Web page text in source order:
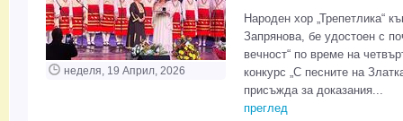
неделя, 19 Април, 2026
Народен хор „Трепетлика“
Запрянова, бе удостоен с
вечност“ по време на
конкурс „С песните на
присъжда за доказания...
преглед